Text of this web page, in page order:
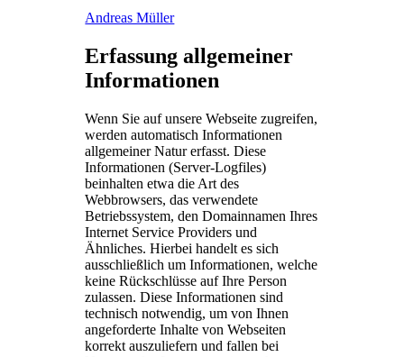
Andreas Müller
Erfassung allgemeiner
Informationen
Wenn Sie auf unsere Webseite zugreifen,
werden automatisch Informationen
allgemeiner Natur erfasst. Diese
Informationen (Server-Logfiles)
beinhalten etwa die Art des
Webbrowsers, das verwendete
Betriebssystem, den Domainnamen Ihres
Internet Service Providers und
Ähnliches. Hierbei handelt es sich
ausschließlich um Informationen, welche
keine Rückschlüsse auf Ihre Person
zulassen. Diese Informationen sind
technisch notwendig, um von Ihnen
angeforderte Inhalte von Webseiten
korrekt auszuliefern und fallen bei